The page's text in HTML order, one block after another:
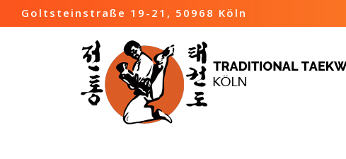
Goltsteinstraße 19-21, 50968 Köln